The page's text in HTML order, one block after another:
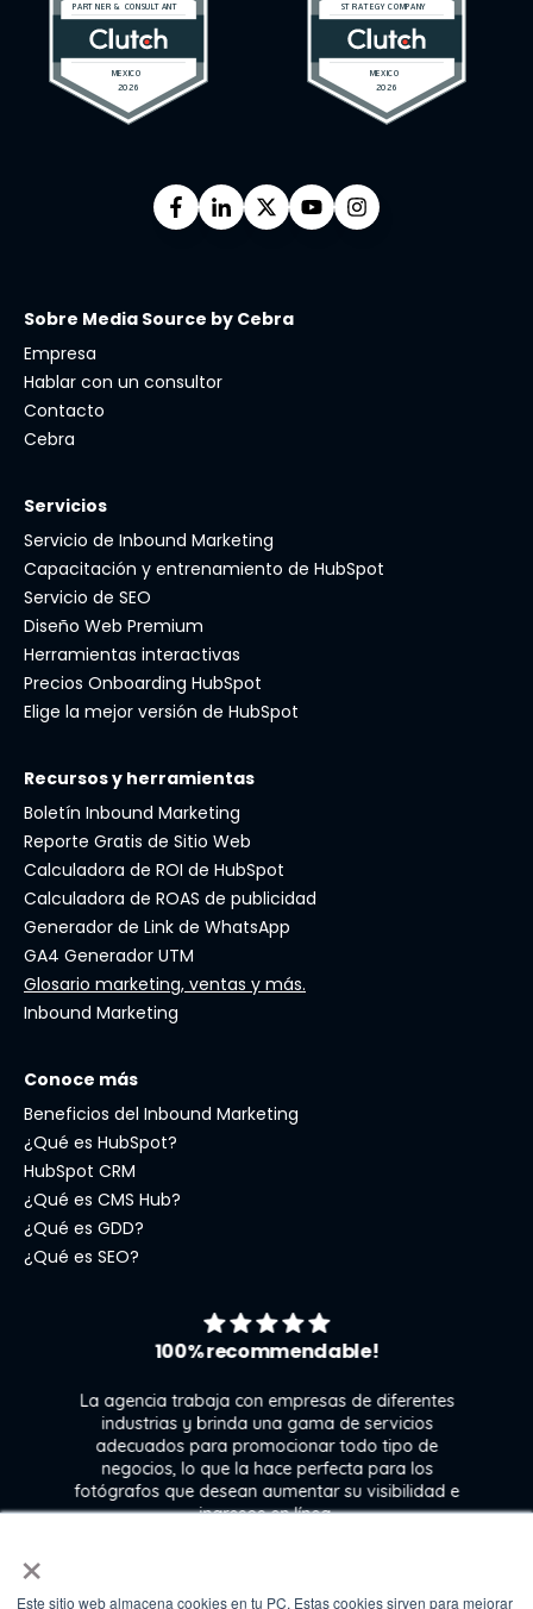
×
Este sitio web almacena cookies en tu PC. Estas cookies sirven para mejorar
Sobre Media Source by Cebra
Empresa
Hablar con un consultor
Contacto
Cebra
Servicios
Servicio de Inbound Marketing
Capacitación y entrenamiento de HubSpot
Servicio de SEO
Diseño Web Premium
Herramientas interactivas
Precios Onboarding HubSpot
Elige la mejor versión de HubSpot
Recursos y herramientas
Boletín Inbound Marketing
Reporte Gratis de Sitio Web
Calculadora de ROI de HubSpot
Calculadora de ROAS de publicidad
Generador de Link de WhatsApp
GA4 Generador UTM
Glosario marketing, ventas y más.
Inbound Marketing
Conoce más
Beneficios del Inbound Marketing
¿Qué es HubSpot?
HubSpot CRM
¿Qué es CMS Hub?
¿Qué es GDD?
¿Qué es SEO?
100% recommendable!
La agencia trabaja con empresas de diferentes
industrias y brinda una gama de servicios
adecuados para promocionar todo tipo de
negocios, lo que la hace perfecta para los
fotógrafos que desean aumentar su visibilidad e
ingresos en línea.